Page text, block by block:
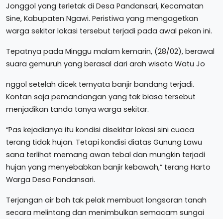
Jonggol yang terletak di Desa Pandansari, Kecamatan
Sine, Kabupaten Ngawi. Peristiwa yang mengagetkan
warga sekitar lokasi tersebut terjadi pada awal pekan ini.
Tepatnya pada Minggu malam kemarin, (28/02), berawal
suara gemuruh yang berasal dari arah wisata Watu Jo
nggol setelah dicek ternyata banjir bandang terjadi.
Kontan saja pemandangan yang tak biasa tersebut
menjadikan tanda tanya warga sekitar.
“Pas kejadianya itu kondisi disekitar lokasi sini cuaca
terang tidak hujan. Tetapi kondisi diatas Gunung Lawu
sana terlihat memang awan tebal dan mungkin terjadi
hujan yang menyebabkan banjir kebawah,” terang Harto
Warga Desa Pandansari.
Terjangan air bah tak pelak membuat longsoran tanah
secara melintang dan menimbulkan semacam sungai